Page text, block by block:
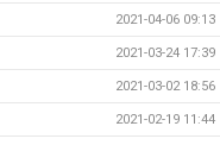
2021-04-06 09:13
2021-03-24 17:39
2021-03-02 18:56
2021-02-19 11:44